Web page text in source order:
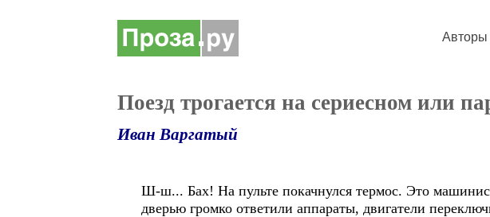
Авторы
Поезд трогается на сериесном или
Иван Варгатый
Ш-ш... Бах! На пульте покачнулся термос. Это
дверью громко ответили аппараты, двигатели